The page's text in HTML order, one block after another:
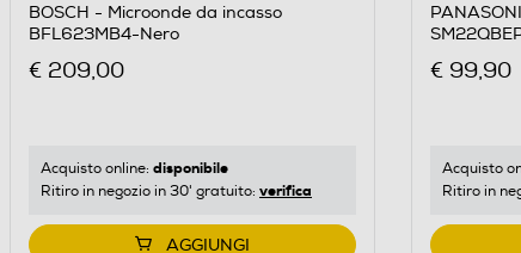
BOSCH - Microonde da incasso
BFL623MB4-Nero
€ 209,00
Acquisto online: disponibile
Ritiro in negozio in 30' gratuito: verifica
AGGIUNGI
€ 99,90
Acquisto
Ritiro in